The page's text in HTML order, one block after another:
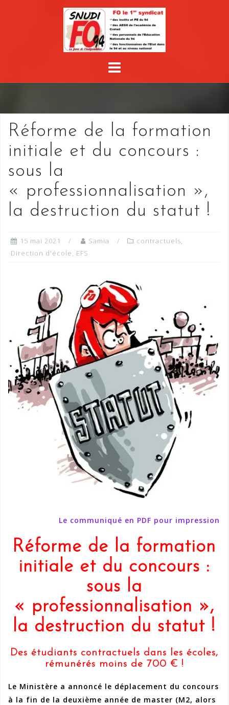
Réforme de la formation
initiale et du concours :
sous la
« professionnalisation »,
la destruction du statut !
15 mai 2021 Samia contractuels,
Direction d'école, EFS
Le communiqué en PDF pour impression
Réforme de la formation
initiale et du concours :
sous la
« professionnalisation »,
la destruction du statut !
Des étudiants contractuels dans les écoles,
rémunérés moins de 700 € !
Le Ministère a annoncé le déplacement du concours
à la fin de la deuxième année de master (M2, alors